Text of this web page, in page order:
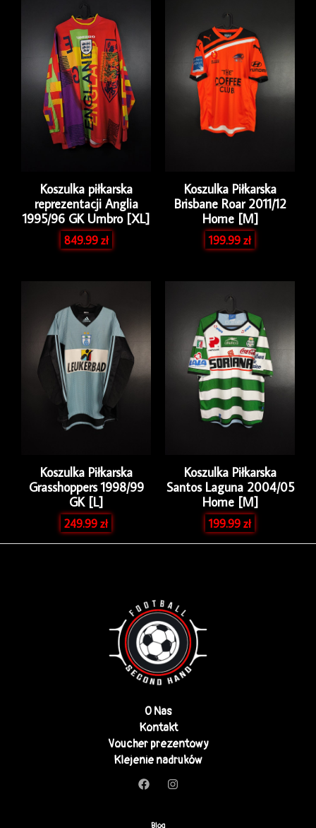
Koszulka piłkarska
reprezentacji Anglia
1995/96 GK Umbro [XL]
849.99zł
Koszulka Piłkarska
Brisbane Roar 2011/12
Home [M]
199.99zł
Koszulka Piłkarska
Grasshoppers 1998/99
GK [L]
249.99zł
Koszulka Piłkarska
Santos Laguna 2004/05
Home [M]
199.99zł
O Nas
Kontakt
Voucher prezentowy
Klejenie nadruków
Blog